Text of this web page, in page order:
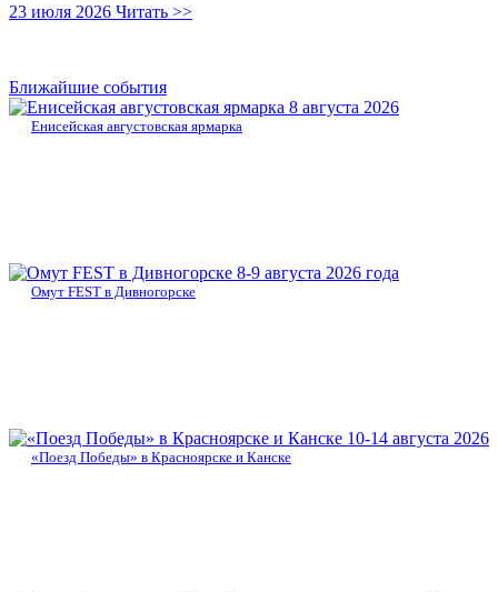
23 июля 2026 Читать >>
Ближайшие события
8 августа 2026
Енисейская августовская ярмарка
8-9 августа 2026 года
Омут FEST в Дивногорске
10-14 августа 2026
«Поезд Победы» в Красноярске и Канске